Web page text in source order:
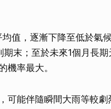
值，逐漸下降至低於氣
末；至於未來1個月長期
機率最大。
可能伴隨瞬間大雨等較劇